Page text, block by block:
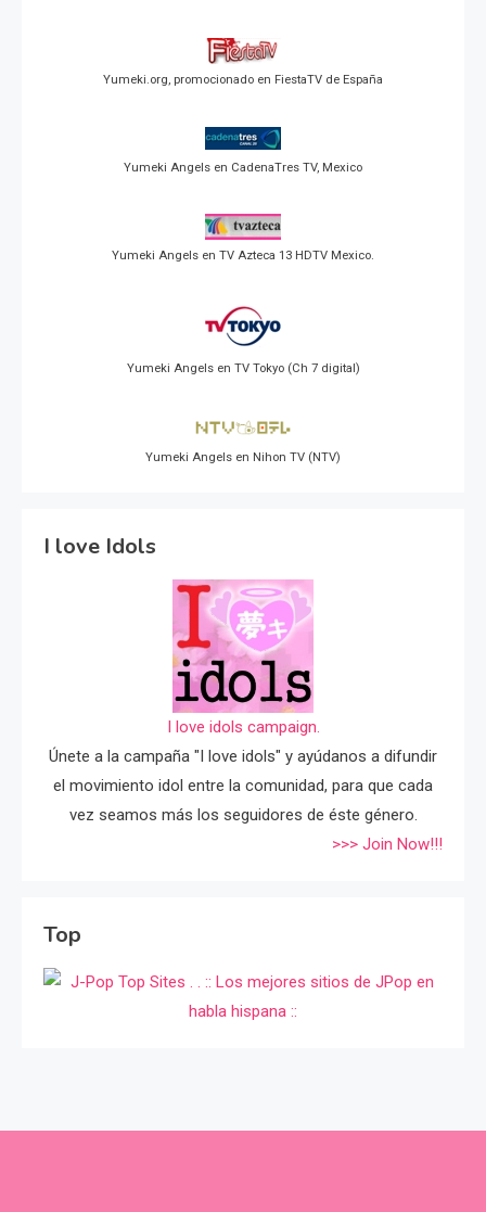
Yumeki.org, promocionado en FiestaTV de España
Yumeki Angels en CadenaTres TV, Mexico
Yumeki Angels en TV Azteca 13 HDTV Mexico.
Yumeki Angels en TV Tokyo (Ch 7 digital)
Yumeki Angels en Nihon TV (NTV)
I love Idols
I love idols campaign.
Únete a la campaña "I love idols" y ayúdanos a difundir
el movimiento idol entre la comunidad, para que cada
vez seamos más los seguidores de éste género.
>>> Join Now!!!
Top